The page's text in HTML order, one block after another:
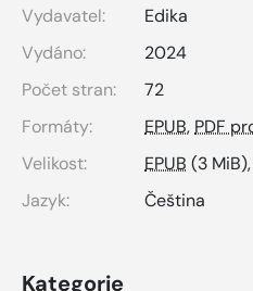
Vydavatel:
Edika
Vydáno:
2024
Počet stran:
72
Formáty:
EPUB, PDF
Velikost:
EPUB (3 MiB),
Jazyk:
Čeština
Kategorie